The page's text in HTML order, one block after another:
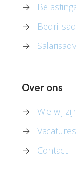
→
→
→
Over ons
→
Wie wij
→
Vacatures
→
Contact